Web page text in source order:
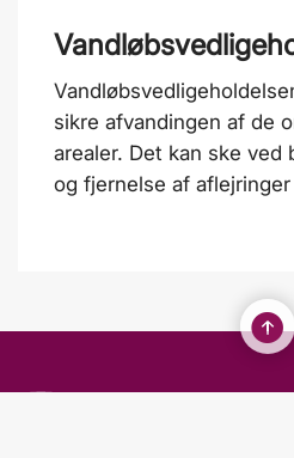
sikre afvandingen af de
arealer. Det kan ske ved
og fjernelse af aflejringer